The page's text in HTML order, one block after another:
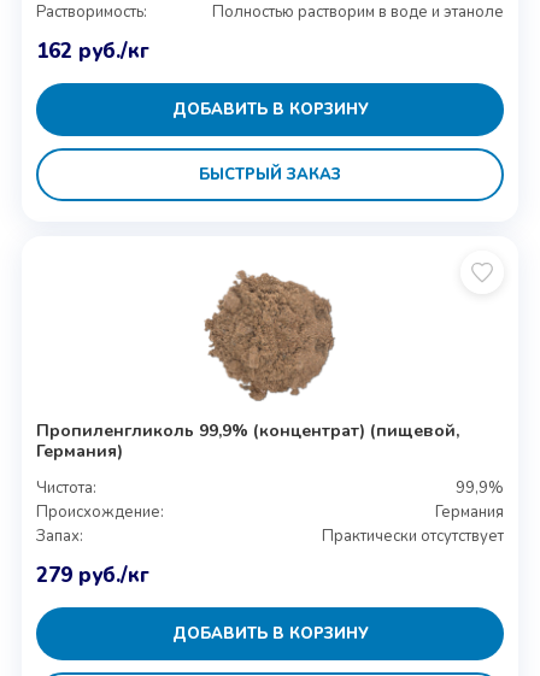
Растворимость:
Полностью растворим в воде и этаноле
162 руб./кг
ДОБАВИТЬ В КОРЗИНУ
БЫСТРЫЙ ЗАКАЗ
Пропиленгликоль 99,9% (концентрат) (пищевой,
Германия)
Чистота:
99,9%
Происхождение:
Германия
Запах:
Практически отсутствует
279 руб./кг
ДОБАВИТЬ В КОРЗИНУ